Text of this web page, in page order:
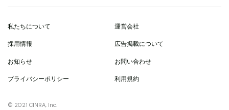
私たちについて 運営会社
採用情報 広告掲載について
お知らせ お問い合わせ
プライバシーポリシー 利用規約
© 2021 CINRA, Inc.